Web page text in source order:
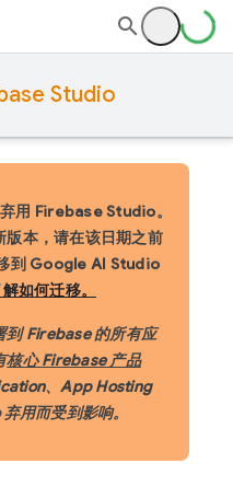
Studio
用 Firebase Studio。
版本，请在该日期之前
到 Google AI Studio
如何迁移。
到 Firebase 的所有应
核心 Firebase 产品
、App Hosting
用而受到影响。